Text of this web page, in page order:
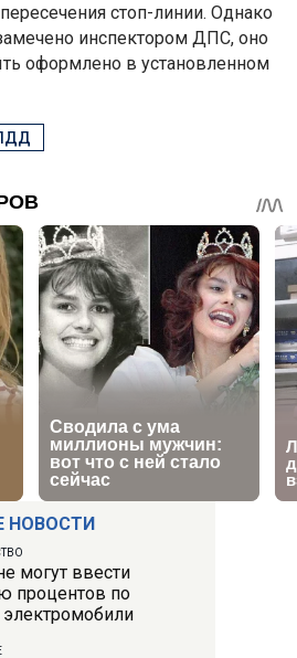
НОВОСТИ
могут ввести
процентов по
стоп-линии. Однако
инспектором ДПС, оно
оформлено в установленном